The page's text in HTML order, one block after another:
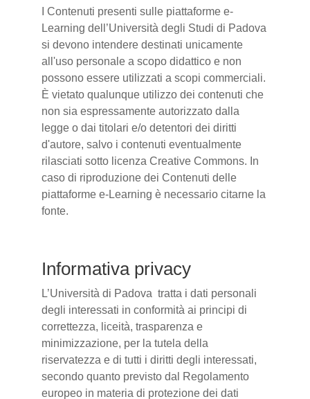
I Contenuti presenti sulle piattaforme e-
Learning dell’Università degli Studi di Padova
si devono intendere destinati unicamente
all'uso personale a scopo didattico e non
possono essere utilizzati a scopi commerciali.
È vietato qualunque utilizzo dei contenuti che
non sia espressamente autorizzato dalla
legge o dai titolari e/o detentori dei diritti
d'autore, salvo i contenuti eventualmente
rilasciati sotto licenza Creative Commons. In
caso di riproduzione dei Contenuti delle
piattaforme e-Learning è necessario citarne la
fonte.
Informativa privacy
L’Università di Padova tratta i dati personali
degli interessati in conformità ai principi di
correttezza, liceità, trasparenza e
minimizzazione, per la tutela della
riservatezza e di tutti i diritti degli interessati,
secondo quanto previsto dal Regolamento
europeo in materia di protezione dei dati